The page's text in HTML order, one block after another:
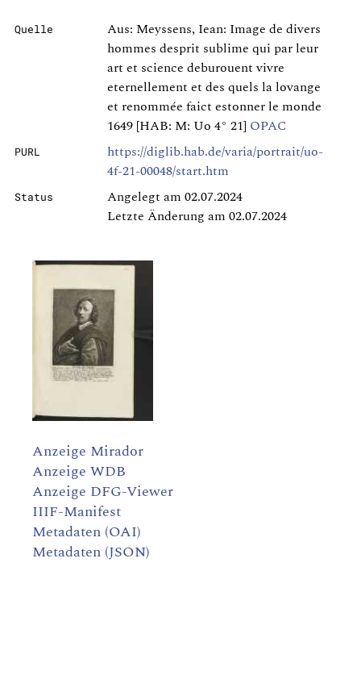
Quelle
Aus: Meyssens, Iean: Image de divers
hommes desprit sublime qui par leur
art et science deburouent vivre
eternellement et des quels la lovange
et renommée faict estonner le monde
1649 [HAB: M: Uo 4° 21] OPAC
PURL
https://diglib.hab.de/varia/portrait/uo-
4f-21-00048/start.htm
Status
Angelegt am 02.07.2024
Letzte Änderung am 02.07.2024
Anzeige Mirador
Anzeige WDB
Anzeige DFG-Viewer
IIIF-Manifest
Metadaten (OAI)
Metadaten (JSON)